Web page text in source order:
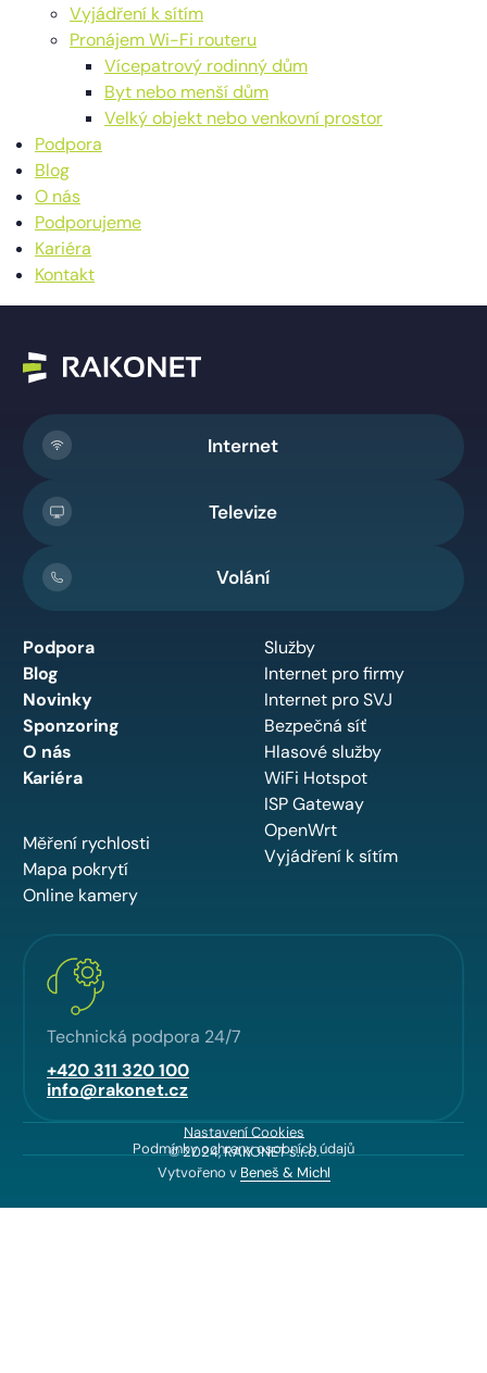
Vyjádření k sítím
Pronájem Wi-Fi routeru
Vícepatrový rodinný dům
Byt nebo menší dům
Velký objekt nebo venkovní prostor
Podpora
Blog
O nás
Podporujeme
Kariéra
Kontakt
Internet
Televize
Volání
Podpora
Blog
Novinky
Sponzoring
O nás
Kariéra
Měření rychlosti
Mapa pokrytí
Online kamery
Služby
Internet pro firmy
Internet pro SVJ
Bezpečná síť
Hlasové služby
WiFi Hotspot
ISP Gateway
OpenWrt
Vyjádření k sítím
Technická podpora 24/7
+420 311 320 100
info@rakonet.cz
Nastavení Cookies
Podmínky ochrany osobních údajů
© 2024, RAKONET s.r.o.
Vytvořeno v Beneš & Michl